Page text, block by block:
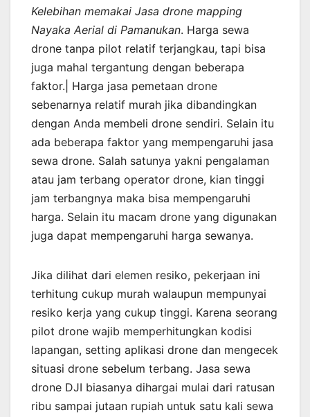
Kelebihan memakai Jasa drone mapping
Nayaka Aerial di Pamanukan. Harga sewa
drone tanpa pilot relatif terjangkau, tapi bisa
juga mahal tergantung dengan beberapa
faktor.| Harga jasa pemetaan drone
sebenarnya relatif murah jika dibandingkan
dengan Anda membeli drone sendiri. Selain itu
ada beberapa faktor yang mempengaruhi jasa
sewa drone. Salah satunya yakni pengalaman
atau jam terbang operator drone, kian tinggi
jam terbangnya maka bisa mempengaruhi
harga. Selain itu macam drone yang digunakan
juga dapat mempengaruhi harga sewanya.
Jika dilihat dari elemen resiko, pekerjaan ini
terhitung cukup murah walaupun mempunyai
resiko kerja yang cukup tinggi. Karena seorang
pilot drone wajib memperhitungkan kodisi
lapangan, setting aplikasi drone dan mengecek
situasi drone sebelum terbang. Jasa sewa
drone DJI biasanya dihargai mulai dari ratusan
ribu sampai jutaan rupiah untuk satu kali sewa